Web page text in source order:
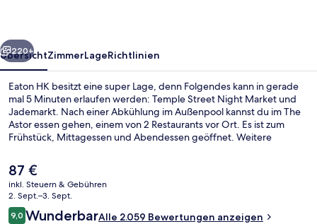
Weiter
220+
ÜbersichtZimmerLageRichtlinien
Eaton HK besitzt eine super Lage, denn Folgendes kann in gerade
mal 5 Minuten erlaufen werden: Temple Street Night Market und
Jademarkt. Nach einer Abkühlung im Außenpool kannst du im The
Astor essen gehen, einem von 2 Restaurants vor Ort. Es ist zum
Frühstück, Mittagessen und Abendessen geöffnet. Weitere
Snackbar. Andere Reisende lieben das hilfsbereite Personal und die
Lage.
Der
aktuelle
Preis
beträgt
87 €.
87 €
inkl. Steuern & Gebühren
2. Sept.–3. Sept.
Bewertungen
9,09,0 von 10.
WunderbarAlle 2.059 Bewertungen anzeigen